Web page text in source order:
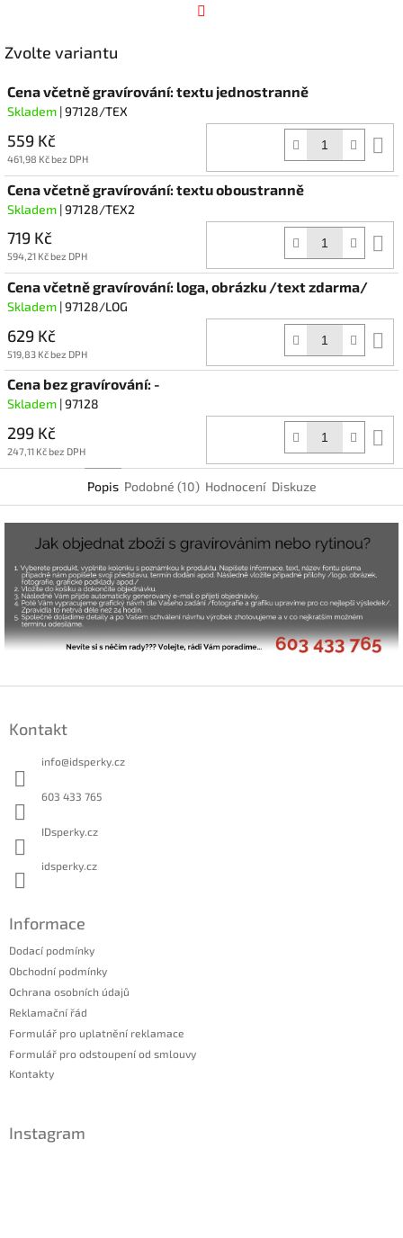
Zvolte variantu
Cena včetně gravírování: textu jednostranně
Skladem | 97128/TEX
559 Kč
461,98 Kč bez DPH
Cena včetně gravírování: textu oboustranně
Skladem | 97128/TEX2
719 Kč
594,21 Kč bez DPH
Cena včetně gravírování: loga, obrázku /text zdarma/
Skladem | 97128/LOG
629 Kč
519,83 Kč bez DPH
Cena bez gravírování: -
Skladem | 97128
299 Kč
247,11 Kč bez DPH
Popis Podobné (10) Hodnocení Diskuze
Kontakt
info@idsperky.cz
603 433 765
IDsperky.cz
idsperky.cz
Informace
Dodací podmínky
Obchodní podmínky
Ochrana osobních údajů
Reklamační řád
Formulář pro uplatnění reklamace
Formulář pro odstoupení od smlouvy
Kontakty
Instagram